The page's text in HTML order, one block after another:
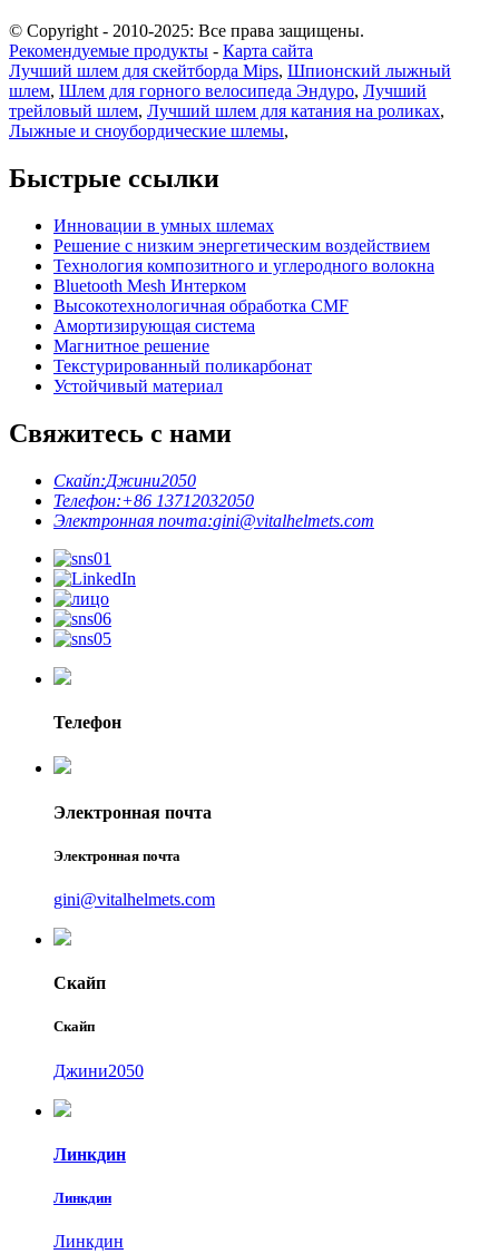
© Copyright - 2010-2025: Все права защищены.
Рекомендуемые продукты - Карта сайта
Лучший шлем для скейтборда Mips, Шпионский лыжный
шлем, Шлем для горного велосипеда Эндуро, Лучший
трейловый шлем, Лучший шлем для катания на роликах,
Лыжные и сноубордические шлемы,
Быстрые ссылки
Инновации в умных шлемах
Решение с низким энергетическим воздействием
Технология композитного и углеродного волокна
Bluetooth Mesh Интерком
Высокотехнологичная обработка CMF
Амортизирующая система
Магнитное решение
Текстурированный поликарбонат
Устойчивый материал
Свяжитесь с нами
Скайп:Джини2050
Телефон:+86 13712032050
Электронная почта:gini@vitalhelmets.com
Телефон
Электронная почта
Электронная почта
gini@vitalhelmets.com
Скайп
Скайп
Джини2050
Линкдин
Линкдин
Линкдин